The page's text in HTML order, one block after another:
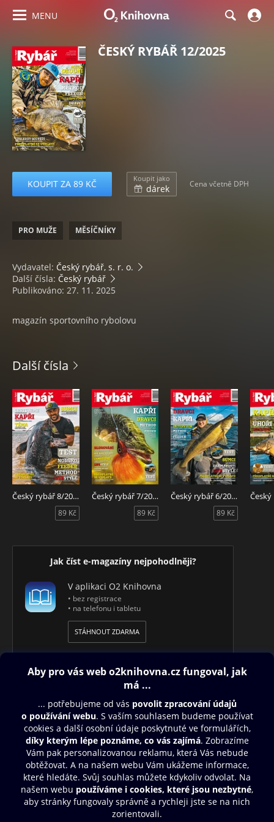
MENU
ČESKÝ RYBÁŘ 12/2025
KOUPIT ZA 89 KČ Koupit jako
dárek Cena včetně DPH
PRO MUŽE MĚSÍČNÍKY
Vydavatel: Český rybář, s. r. o.
Další čísla: Český rybář
Publikováno: 27. 11. 2025
magazín sportovního rybolovu
Další čísla
Český rybář 8/2026
89 Kč
Český rybář 7/2026
89 Kč
Český rybář 6/2026
89 Kč
Jak číst e-magazíny nejpohodlněji?
V aplikaci O2 Knihovna
• bez registrace
• na telefonu i tabletu
STÁHNOUT ZDARMA
Obsah ke stažení
Moje O2 Knihovna
Další zábava
© O2 Czech Republic a.s.